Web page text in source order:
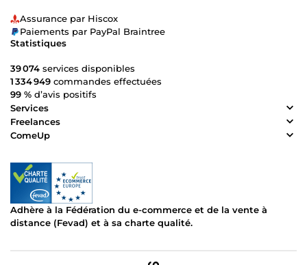
Assurance par Hiscox
Paiements par PayPal Braintree
Statistiques
39 074 services disponibles
1 334 949 commandes effectuées
99 % d’avis positifs
Services
Freelances
ComeUp
Adhère à la Fédération du e-commerce et de la vente à
distance (Fevad) et à sa charte qualité.